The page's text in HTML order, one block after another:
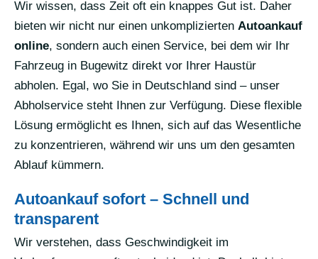
Wir wissen, dass Zeit oft ein knappes Gut ist. Daher
bieten wir nicht nur einen unkomplizierten Autoankauf
online, sondern auch einen Service, bei dem wir Ihr
Fahrzeug in Bugewitz direkt vor Ihrer Haustür
abholen. Egal, wo Sie in Deutschland sind – unser
Abholservice steht Ihnen zur Verfügung. Diese flexible
Lösung ermöglicht es Ihnen, sich auf das Wesentliche
zu konzentrieren, während wir uns um den gesamten
Ablauf kümmern.
Autoankauf sofort – Schnell und
transparent
Wir verstehen, dass Geschwindigkeit im